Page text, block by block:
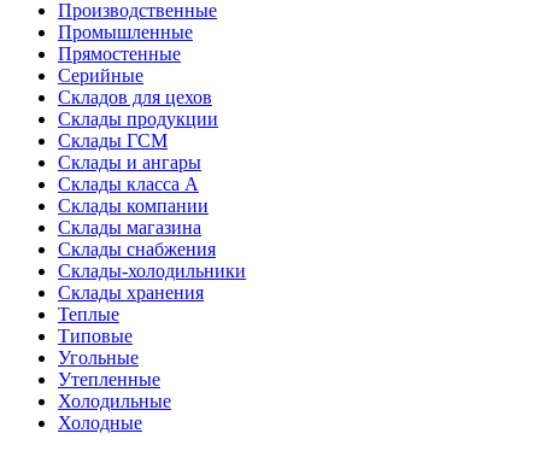
Производственные
Промышленные
Прямостенные
Серийные
Складов для цехов
Склады продукции
Склады ГСМ
Склады и ангары
Склады класса А
Склады компании
Склады магазина
Склады снабжения
Склады-холодильники
Склады хранения
Теплые
Типовые
Угольные
Утепленные
Холодильные
Холодные